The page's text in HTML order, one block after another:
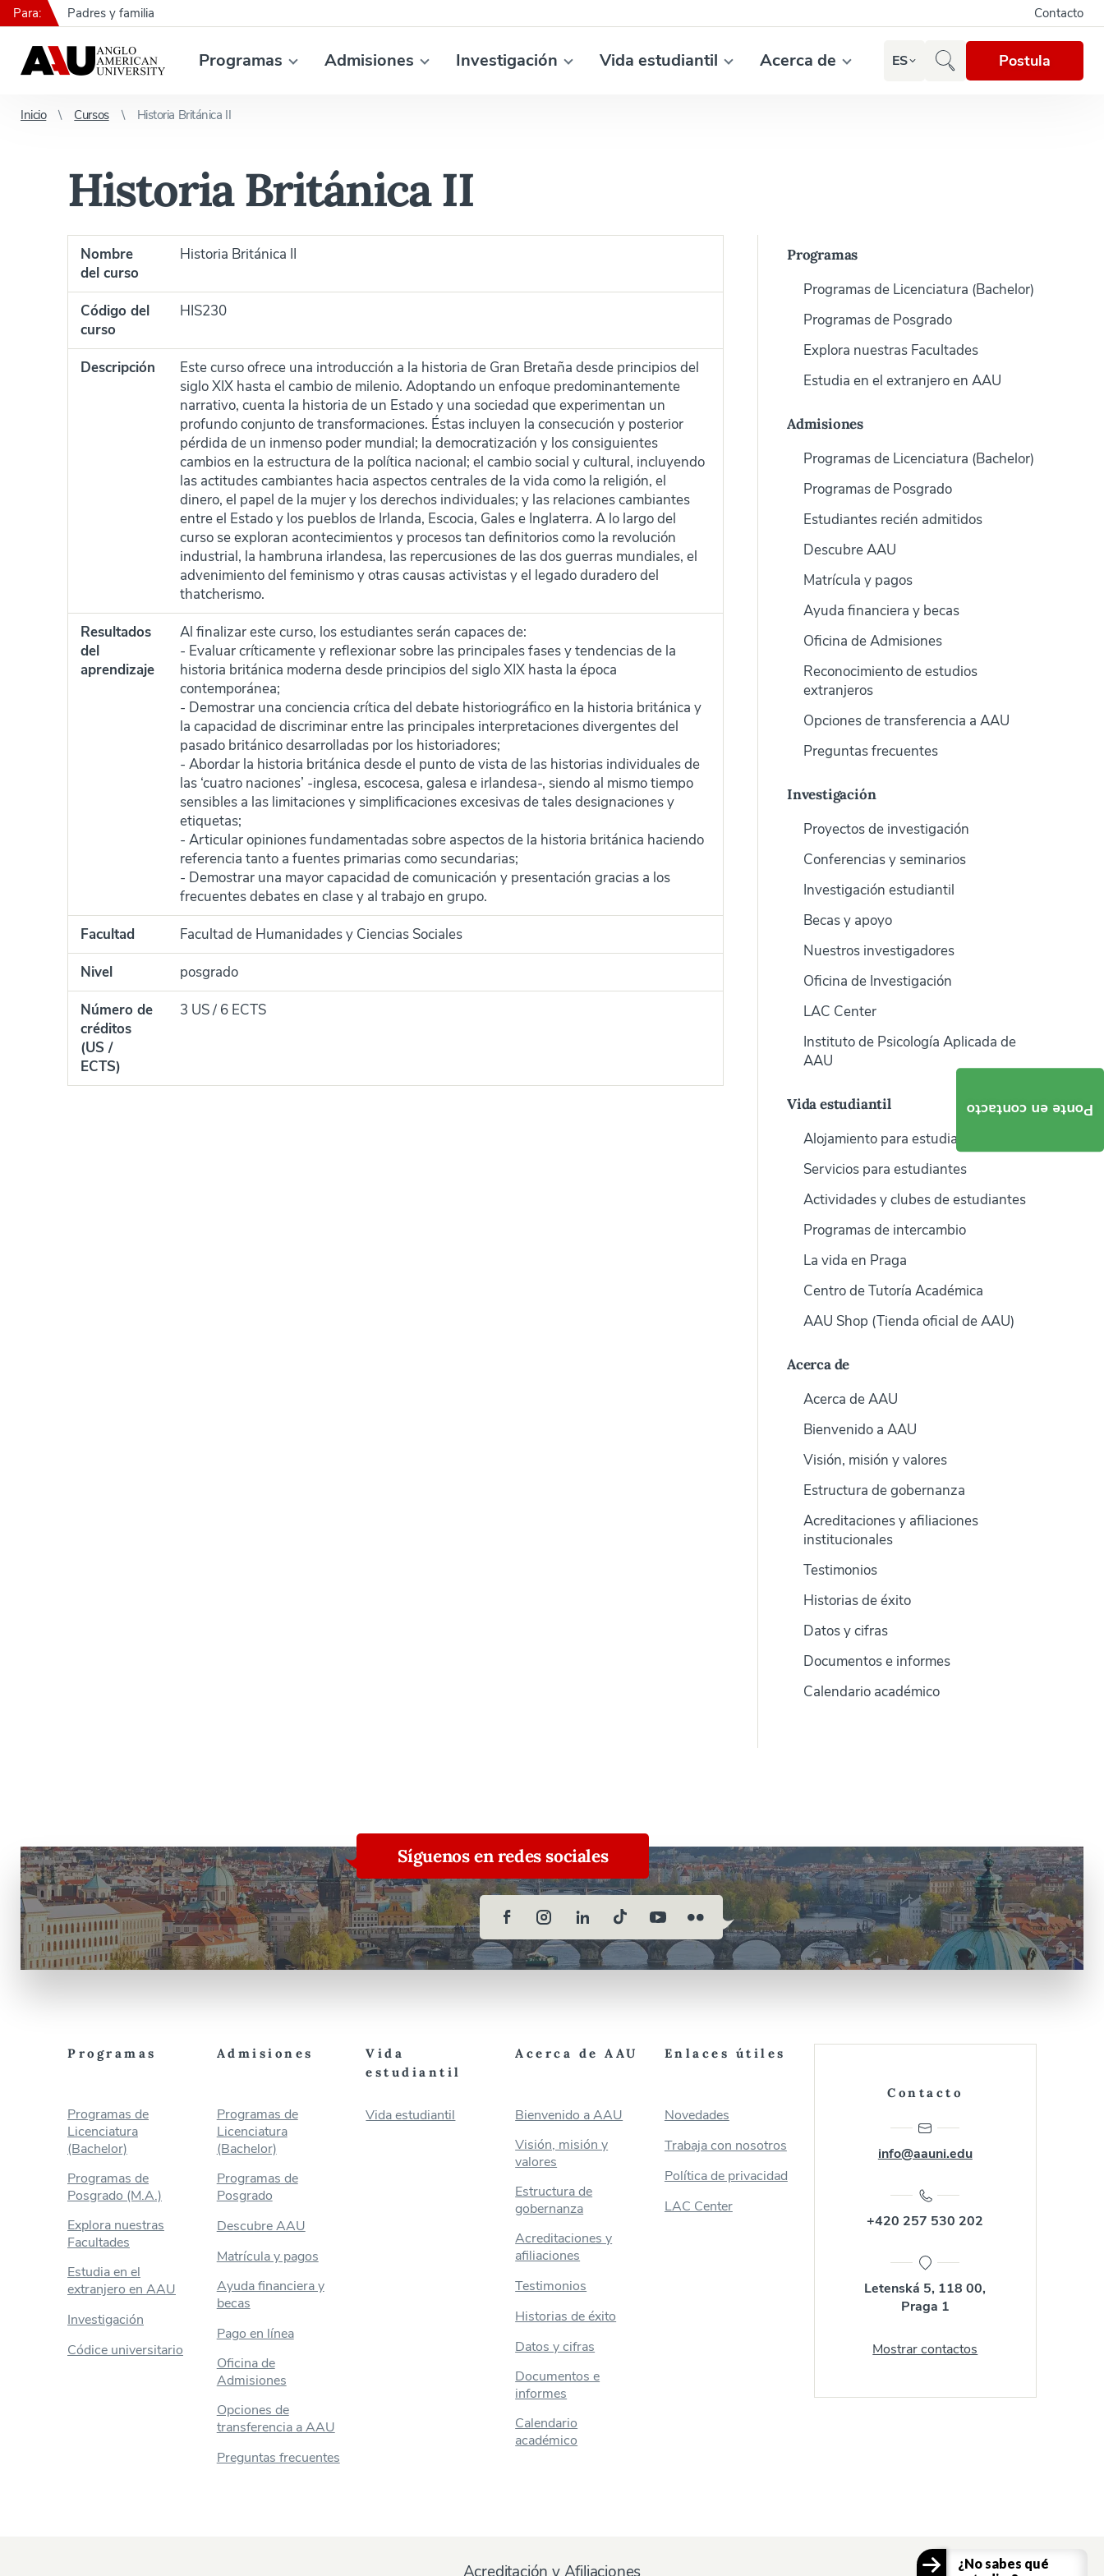
Programas Admisiones Investigación Vida estudiantil Acerca de ES Postula
Para: Padres y familia Contacto
Inicio Cursos Historia Británica II
Historia Británica II
Nombre
del curso
Historia Británica II
Código del
curso
HIS230
Descripción
Este curso ofrece una introducción a la historia de Gran Bretaña desde principios del
siglo XIX hasta el cambio de milenio. Adoptando un enfoque predominantemente
narrativo, cuenta la historia de un Estado y una sociedad que experimentan un
profundo conjunto de transformaciones. Éstas incluyen la consecución y posterior
pérdida de un inmenso poder mundial; la democratización y los consiguientes
cambios en la estructura de la política nacional; el cambio social y cultural, incluyendo
las actitudes cambiantes hacia aspectos centrales de la vida como la religión, el
dinero, el papel de la mujer y los derechos individuales; y las relaciones cambiantes
entre el Estado y los pueblos de Irlanda, Escocia, Gales e Inglaterra. A lo largo del
curso se exploran acontecimientos y procesos tan definitorios como la revolución
industrial, la hambruna irlandesa, las repercusiones de las dos guerras mundiales, el
advenimiento del feminismo y otras causas activistas y el legado duradero del
thatcherismo.
Resultados
del
aprendizaje
Al finalizar este curso, los estudiantes serán capaces de:
- Evaluar críticamente y reflexionar sobre las principales fases y tendencias de la
historia británica moderna desde principios del siglo XIX hasta la época
contemporánea;
- Demostrar una conciencia crítica del debate historiográfico en la historia británica y
la capacidad de discriminar entre las principales interpretaciones divergentes del
pasado británico desarrolladas por los historiadores;
- Abordar la historia británica desde el punto de vista de las historias individuales de
las ‘cuatro naciones’ -inglesa, escocesa, galesa e irlandesa-, siendo al mismo tiempo
sensibles a las limitaciones y simplificaciones excesivas de tales designaciones y
etiquetas;
- Articular opiniones fundamentadas sobre aspectos de la historia británica haciendo
referencia tanto a fuentes primarias como secundarias;
- Demostrar una mayor capacidad de comunicación y presentación gracias a los
frecuentes debates en clase y al trabajo en grupo.
Facultad
Facultad de Humanidades y Ciencias Sociales
Nivel
posgrado
Número de
créditos
(US /
ECTS)
3 US / 6 ECTS
Programas
Programas de Licenciatura (Bachelor)
Programas de Posgrado
Explora nuestras Facultades
Estudia en el extranjero en AAU
Admisiones
Programas de Licenciatura (Bachelor)
Programas de Posgrado
Estudiantes recién admitidos
Descubre AAU
Matrícula y pagos
Ayuda financiera y becas
Oficina de Admisiones
Reconocimiento de estudios
extranjeros
Opciones de transferencia a AAU
Preguntas frecuentes
Investigación
Proyectos de investigación
Conferencias y seminarios
Investigación estudiantil
Becas y apoyo
Nuestros investigadores
Oficina de Investigación
LAC Center
Instituto de Psicología Aplicada de
AAU
Vida estudiantil
Alojamiento para estudiantes
Servicios para estudiantes
Actividades y clubes de estudiantes
Programas de intercambio
La vida en Praga
Centro de Tutoría Académica
AAU Shop (Tienda oficial de AAU)
Acerca de
Acerca de AAU
Bienvenido a AAU
Visión, misión y valores
Estructura de gobernanza
Acreditaciones y afiliaciones
institucionales
Testimonios
Historias de éxito
Datos y cifras
Documentos e informes
Calendario académico
Síguenos en redes sociales
Programas
Programas de
Licenciatura
(Bachelor)
Programas de
Posgrado (M.A.)
Explora nuestras
Facultades
Estudia en el
extranjero en AAU
Investigación
Códice universitario
Admisiones
Programas de
Licenciatura
(Bachelor)
Programas de
Posgrado
Descubre AAU
Matrícula y pagos
Ayuda financiera y
becas
Pago en línea
Oficina de
Admisiones
Opciones de
transferencia a AAU
Preguntas frecuentes
Vida
estudiantil
Vida estudiantil
Acerca de AAU
Bienvenido a AAU
Visión, misión y
valores
Estructura de
gobernanza
Acreditaciones y
afiliaciones
Testimonios
Historias de éxito
Datos y cifras
Documentos e
informes
Calendario
académico
Enlaces útiles
Novedades
Trabaja con nosotros
Política de privacidad
LAC Center
Contacto
info@aauni.edu
+420 257 530 202
Letenská 5, 118 00,
Praga 1
Mostrar contactos
Ponte en contacto
¿No sabes qué